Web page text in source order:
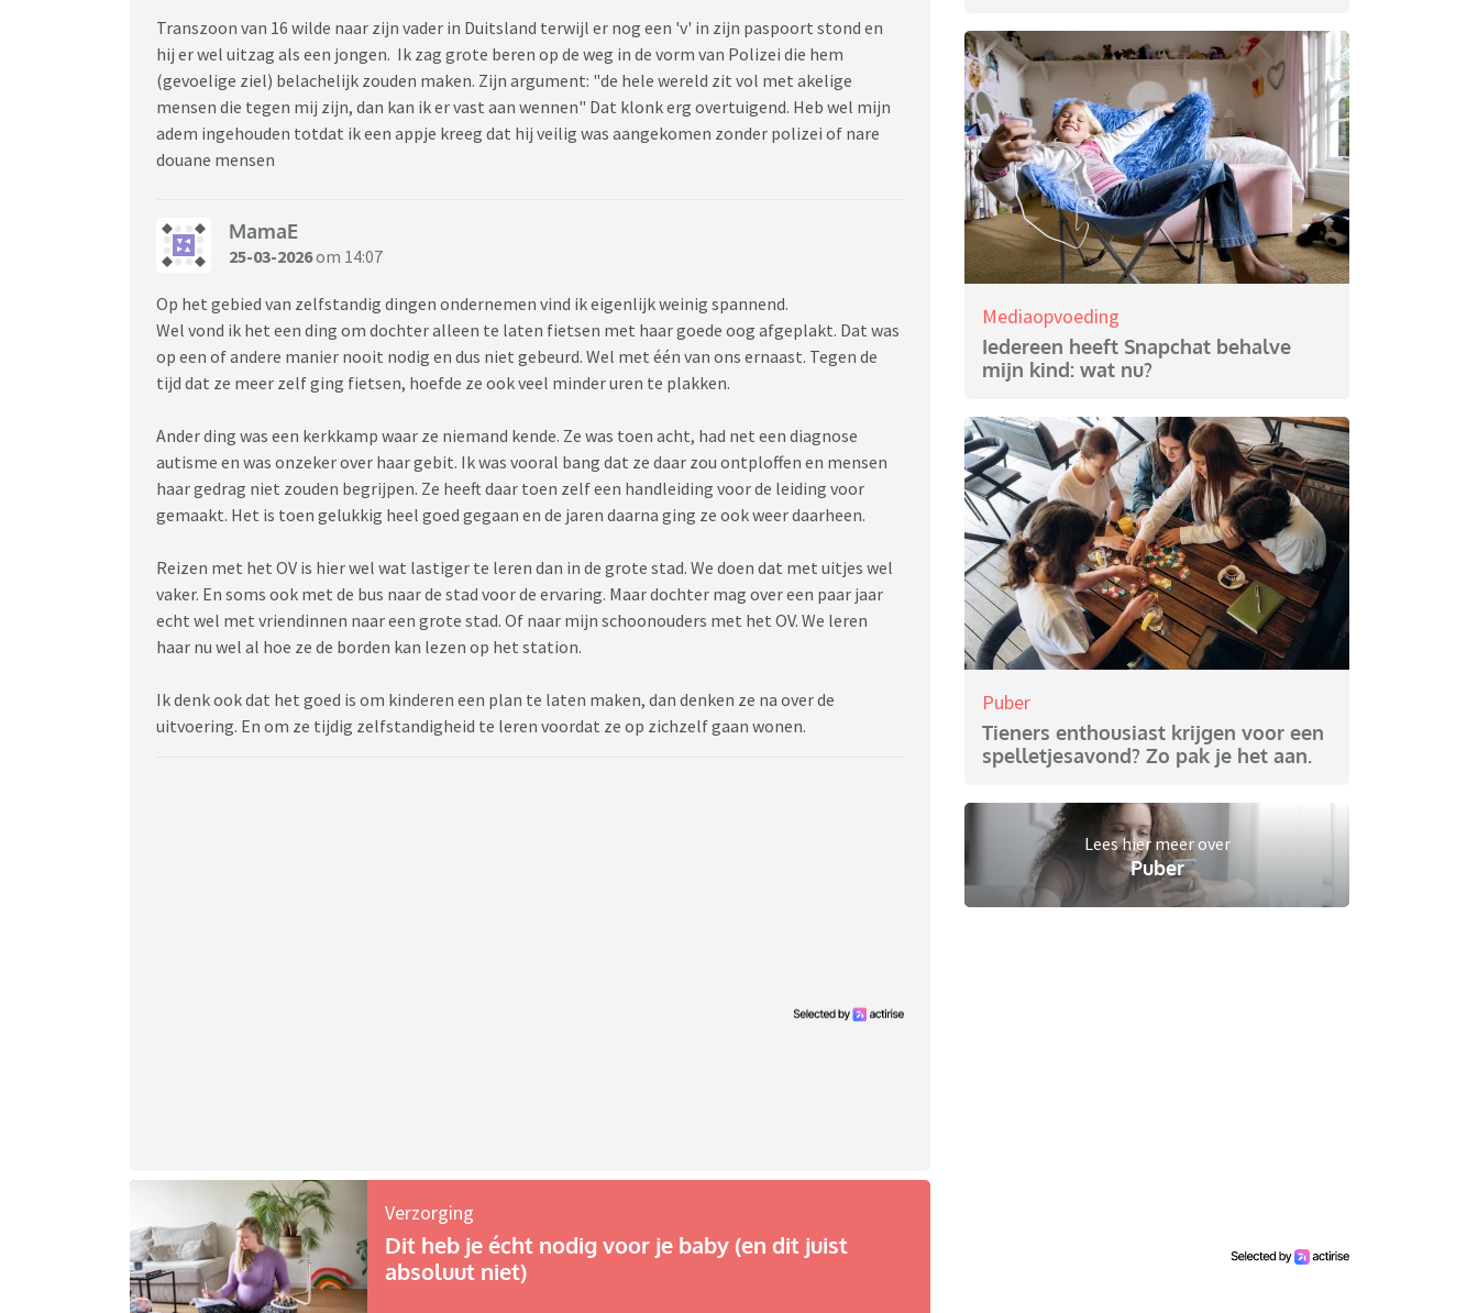
Transzoon van 16 wilde naar zijn vader in Duitsland terwijl er nog een 'v' in zijn paspoort stond en
hij er wel uitzag als een jongen. Ik zag grote beren op de weg in de vorm van Polizei die hem
(gevoelige ziel) belachelijk zouden maken. Zijn argument: "de hele wereld zit vol met akelige
mensen die tegen mij zijn, dan kan ik er vast aan wennen" Dat klonk erg overtuigend. Heb wel mijn
adem ingehouden totdat ik een appje kreeg dat hij veilig was aangekomen zonder polizei of nare
douane mensen
MamaE
25-03-2026om 14:07
Op het gebied van zelfstandig dingen ondernemen vind ik eigenlijk weinig spannend.
Wel vond ik het een ding om dochter alleen te laten fietsen met haar goede oog afgeplakt. Dat was
op een of andere manier nooit nodig en dus niet gebeurd. Wel met één van ons ernaast. Tegen de
tijd dat ze meer zelf ging fietsen, hoefde ze ook veel minder uren te plakken.
Ander ding was een kerkkamp waar ze niemand kende. Ze was toen acht, had net een diagnose
autisme en was onzeker over haar gebit. Ik was vooral bang dat ze daar zou ontploffen en mensen
haar gedrag niet zouden begrijpen. Ze heeft daar toen zelf een handleiding voor de leiding voor
gemaakt. Het is toen gelukkig heel goed gegaan en de jaren daarna ging ze ook weer daarheen.
Reizen met het OV is hier wel wat lastiger te leren dan in de grote stad. We doen dat met uitjes wel
vaker. En soms ook met de bus naar de stad voor de ervaring. Maar dochter mag over een paar jaar
echt wel met vriendinnen naar een grote stad. Of naar mijn schoonouders met het OV. We leren
haar nu wel al hoe ze de borden kan lezen op het station.
Ik denk ook dat het goed is om kinderen een plan te laten maken, dan denken ze na over de
uitvoering. En om ze tijdig zelfstandigheid te leren voordat ze op zichzelf gaan wonen.
Verzorging
Dit heb je écht nodig voor je baby (en dit juist
absoluut niet)
Mediaopvoeding
Iedereen heeft Snapchat behalve
mijn kind: wat nu?
Puber
Tieners enthousiast krijgen voor een
spelletjesavond? Zo pak je het aan.
Lees hier meer over
Puber